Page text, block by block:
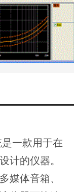
）
一款用于在
计的仪器。
媒体音箱、